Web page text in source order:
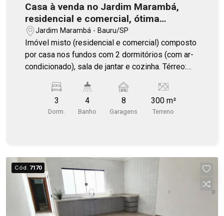
Casa à venda no Jardim Marambá,
residencial e comercial, ótima
localização no bairro
Jardim Marambá - Bauru/SP
Imóvel misto (residencial e comercial) composto
por casa nos fundos com 2 dormitórios (com ar-
condicionado), sala de jantar e cozinha. Térreo:
Superior: Uma sala de uso privativo ou
corporativo, ideal para escritórios, clínicas ou
consultórios .
3
Dorm.
4
Banho
8
Garagens
300 m²
Terreno
Cód. 7170